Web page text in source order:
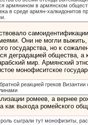
армянином в армянском
в среде армян-халкидонитов
Они не могли
государства, но к
деградацией общества,
мир. Армянский
монофиситское
реакцией греков
ромеев, а вернее
как выхода ромейского
сыграли тут монофизиты,